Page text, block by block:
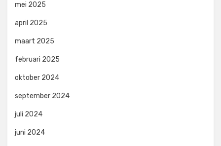
mei 2025
april 2025
maart 2025
februari 2025
oktober 2024
september 2024
juli 2024
juni 2024